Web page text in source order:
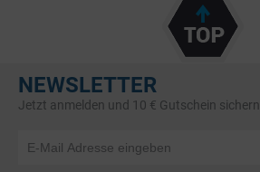
NEWSLETTER
Jetzt anmelden und 10 € Gutschein sichern